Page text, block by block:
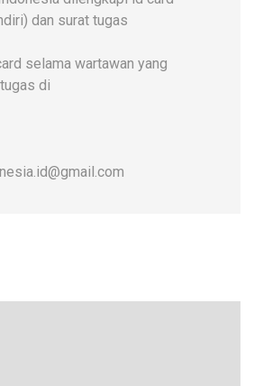
dan surat tugas
selama wartawan yang
di